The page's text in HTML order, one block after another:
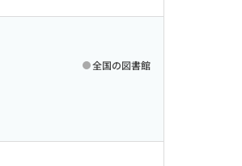
全国の図書館